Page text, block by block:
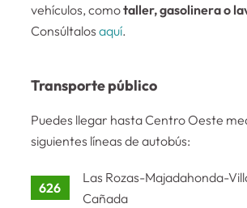
vehículos, comotaller, gasolinera o
Consúltalos aquí.
Transporte público
Puedes llegar hasta Centro Oeste
siguientes líneas de autobús:
626
Las Rozas-Majadahonda-
Cañada